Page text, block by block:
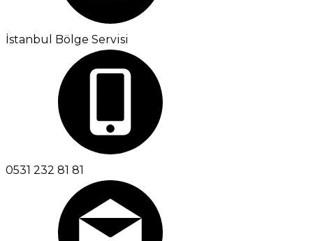
İstanbul Bölge Servisi
0531 232 81 81